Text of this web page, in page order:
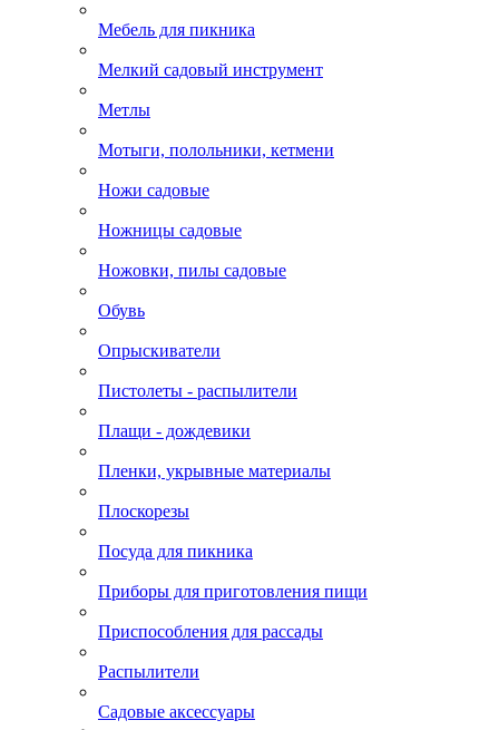
Мебель для пикника
Мелкий садовый инструмент
Метлы
Мотыги, полольники, кетмени
Ножи садовые
Ножницы садовые
Ножовки, пилы садовые
Обувь
Опрыскиватели
Пистолеты - распылители
Плащи - дождевики
Пленки, укрывные материалы
Плоскорезы
Посуда для пикника
Приборы для приготовления пищи
Приспособления для рассады
Распылители
Садовые аксессуары